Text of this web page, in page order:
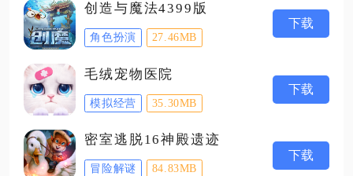
创造与魔法4399版
角色扮演 27.46MB
下载
毛绒宠物医院
模拟经营 35.30MB
下载
密室逃脱16神殿遗迹
冒险解谜 84.83MB
下载